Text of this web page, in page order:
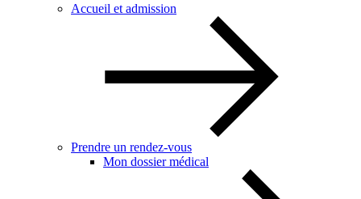
Accueil et admission
Prendre un rendez-vous
Mon dossier médical